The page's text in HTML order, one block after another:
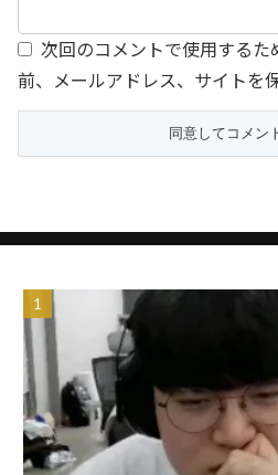
次回のコメントで使用するた
前、メールアドレス、サイトを